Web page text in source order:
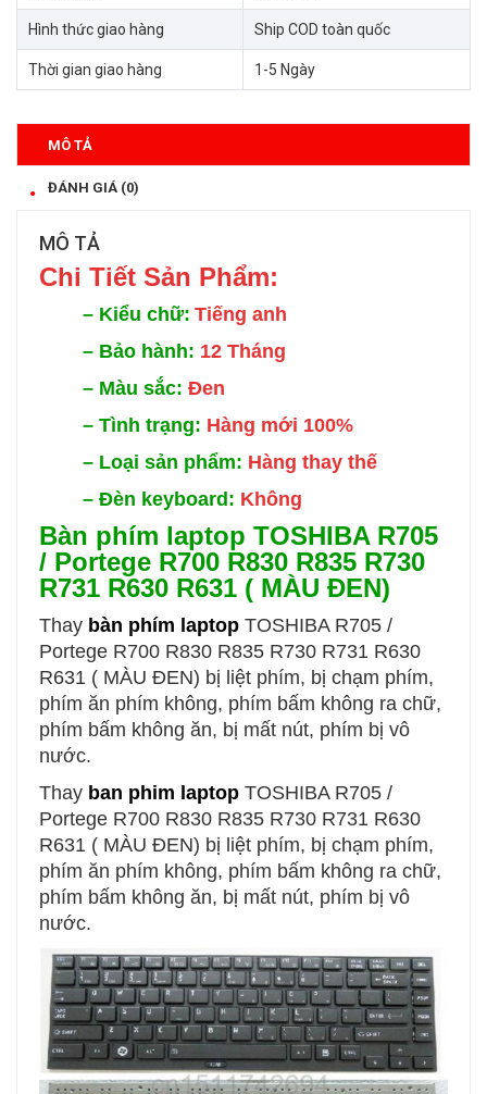
Hình thức giao hàng Ship COD toàn quốc
Thời gian giao hàng 1-5 Ngày
MÔ TẢ
ĐÁNH GIÁ (0)
MÔ TẢ
Chi Tiết Sản Phẩm:
– Kiểu chữ: Tiếng anh
– Bảo hành: 12 Tháng
– Màu sắc: Đen
– Tình trạng: Hàng mới 100%
– Loại sản phẩm: Hàng thay thế
– Đèn keyboard: Không
Bàn phím laptop TOSHIBA R705
/ Portege R700 R830 R835 R730
R731 R630 R631 ( MÀU ĐEN)
Thay bàn phím laptop TOSHIBA R705 /
Portege R700 R830 R835 R730 R731 R630
R631 ( MÀU ĐEN) bị liệt phím, bị chạm phím,
phím ăn phím không, phím bấm không ra chữ,
phím bấm không ăn, bị mất nút, phím bị vô
nước.
Thay ban phim laptop TOSHIBA R705 /
Portege R700 R830 R835 R730 R731 R630
R631 ( MÀU ĐEN) bị liệt phím, bị chạm phím,
phím ăn phím không, phím bấm không ra chữ,
phím bấm không ăn, bị mất nút, phím bị vô
nước.